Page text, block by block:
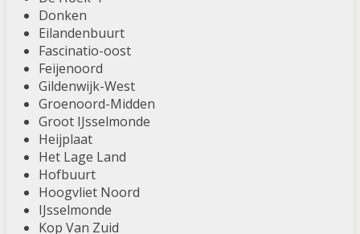
Donken
Eilandenbuurt
Fascinatio-oost
Feijenoord
Gildenwijk-West
Groenoord-Midden
Groot IJsselmonde
Heijplaat
Het Lage Land
Hofbuurt
Hoogvliet Noord
IJsselmonde
Kop Van Zuid